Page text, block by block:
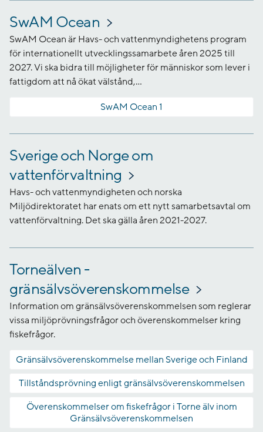
SwAM Ocean
SwAM Ocean är Havs- och vattenmyndighetens program
för internationellt utvecklingssamarbete åren 2025 till
2027. Vi ska bidra till möjligheter för människor som lever i
fattigdom att nå ökat välstånd,...
SwAM Ocean 1
Sverige och Norge om
vattenförvaltning
Havs- och vattenmyndigheten och norska
Miljödirektoratet har enats om ett nytt samarbetsavtal om
vattenförvaltning. Det ska gälla åren 2021-2027.
Torneälven -
gränsälvsöverenskommelse
Information om gränsälvsöverenskommelsen som reglerar
vissa miljöprövningsfrågor och överenskommelser kring
fiskefrågor.
Gränsälvsöverenskommelse mellan Sverige och Finland
Tillståndsprövning enligt gränsälvsöverenskommelsen
Överenskommelser om fiskefrågor i Torne älv inom
Gränsälvsöverenskommelsen